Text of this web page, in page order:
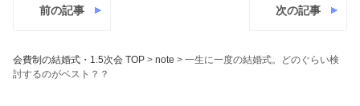
前の記事 次の記事
会費制の結婚式・1.5次会 TOP > note > 一生に一度の結婚式。どのぐらい検
討するのがベスト？？